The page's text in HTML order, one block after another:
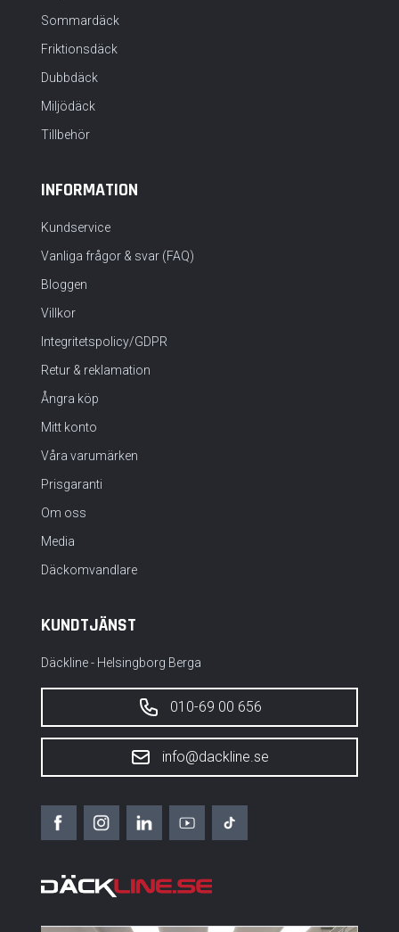
Sommardäck
Friktionsdäck
Dubbdäck
Miljödäck
Tillbehör
INFORMATION
Kundservice
Vanliga frågor & svar (FAQ)
Bloggen
Villkor
Integritetspolicy/GDPR
Retur & reklamation
Ångra köp
Mitt konto
Våra varumärken
Prisgaranti
Om oss
Media
Däckomvandlare
KUNDTJÄNST
Däckline - Helsingborg Berga
010-69 00 656
info@dackline.se